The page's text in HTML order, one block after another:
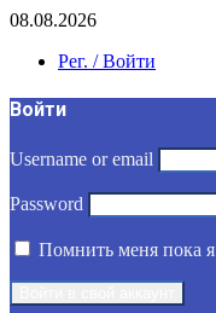
08.08.2026
Рег. / Войти
Войти
Username or email
Password
Помнить меня пока